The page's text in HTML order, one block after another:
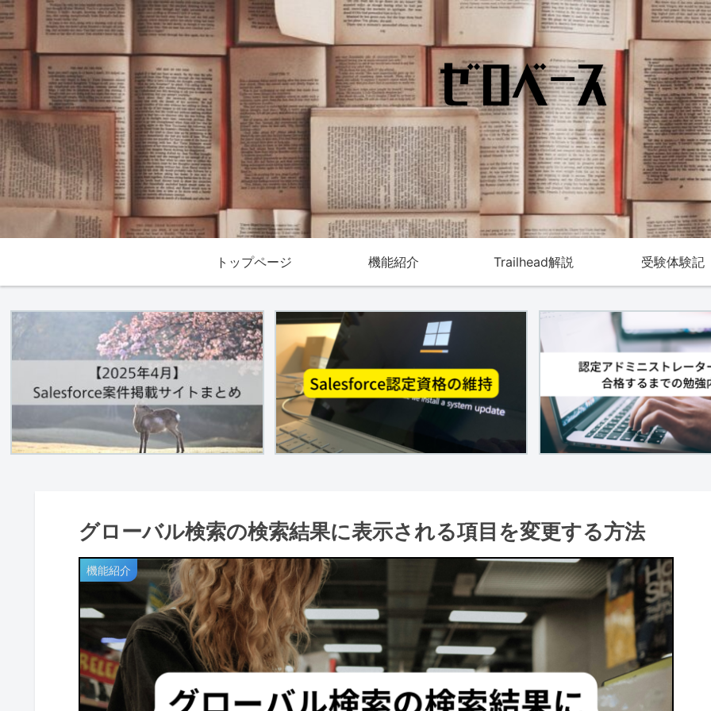
トップページ 機能紹介 Trailhead解説 受験体験記
グローバル検索の検索結果に表示される項目を変更する方法
機能紹介